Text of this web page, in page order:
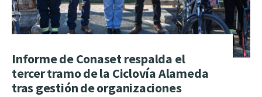
Informe de Conaset respalda el
tercer tramo de la Ciclovía Alameda
tras gestión de organizaciones